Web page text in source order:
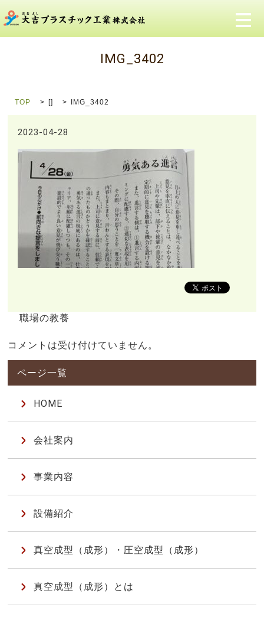
メ
IMG_3402
TOP [] IMG_3402
2023-04-28
職場の教養
コメントは受け付けていません。
HOME
会社案内
事業内容
設備紹介
真空成型（成形）・圧空成型（成形）
真空成型（成形）とは